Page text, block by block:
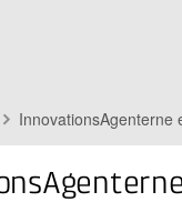
InnovationsAgenterne